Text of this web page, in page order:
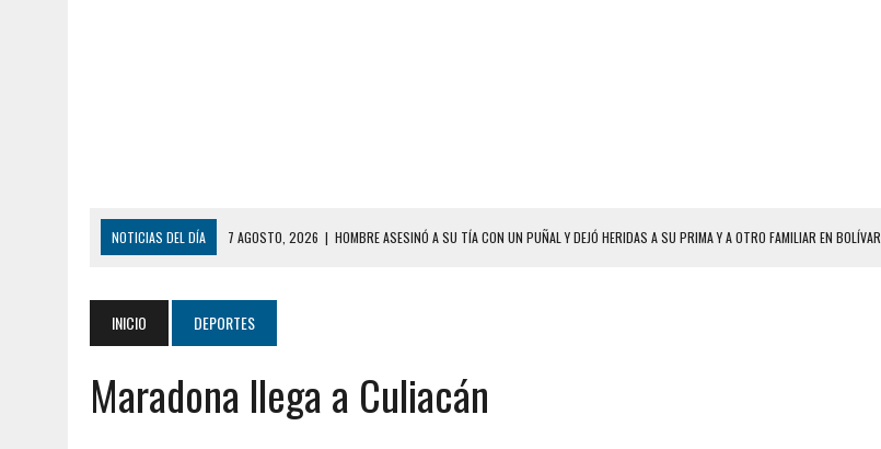
NOTICIAS DEL DÍA 7 AGOSTO, 2026 | HOMBRE ASESINÓ A SU TÍA CON UN PUÑAL Y DEJÓ HERIDAS A SU PRIMA Y A OTRO FAMILIAR EN BOLÍVAR
6 AGOSTO, 2026 | MISTERIOSA MUERTE DE MODELO EN MONAGAS: HALLARON EL CUERPO DENTRO DE SU CASA
6 AGOSTO, 2026
BARINAS: ADOLESCENTE SE QUITÓ LA VIDA TRAS SER ACOSADA Y ABUSADA POR LA PAREJA DE SU ABUELA
6 AGOSTO, 2026 | CONMOCIÓN EN COLORADO POR ASESINATO DE UNA ADOLESCENTE VENEZOLANA EN REUNIÓN CON AMIGOS
INICIO DEPORTES
Maradona llega a Culiacán